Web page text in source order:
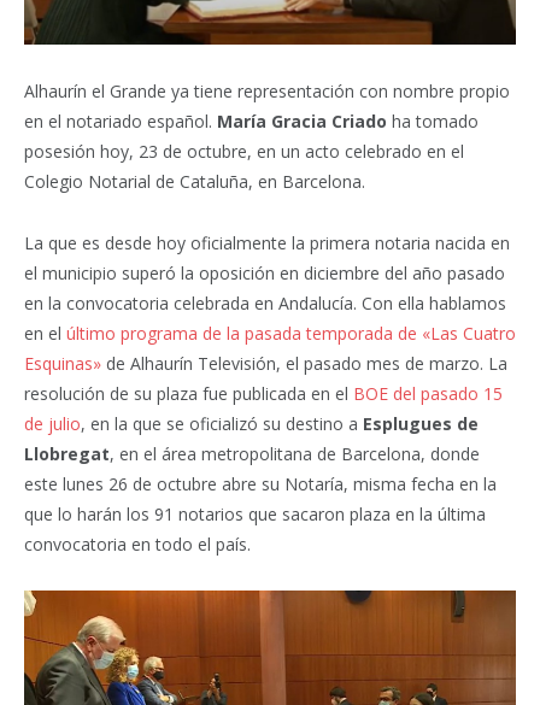
Alhaurín el Grande ya tiene representación con nombre propio
en el notariado español. María Gracia Criado ha tomado
posesión hoy, 23 de octubre, en un acto celebrado en el
Colegio Notarial de Cataluña, en Barcelona.
La que es desde hoy oficialmente la primera notaria nacida en
el municipio superó la oposición en diciembre del año pasado
en la convocatoria celebrada en Andalucía. Con ella hablamos
en el último programa de la pasada temporada de «Las Cuatro
Esquinas» de Alhaurín Televisión, el pasado mes de marzo. La
resolución de su plaza fue publicada en el BOE del pasado 15
de julio, en la que se oficializó su destino a Esplugues de
Llobregat, en el área metropolitana de Barcelona, donde
este lunes 26 de octubre abre su Notaría, misma fecha en la
que lo harán los 91 notarios que sacaron plaza en la última
convocatoria en todo el país.